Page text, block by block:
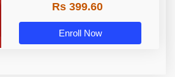
Rs 399.60
Enroll Now